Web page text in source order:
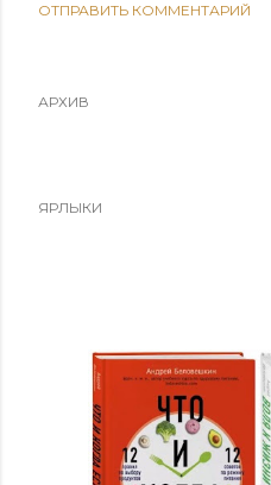
ОТПРАВИТЬ КОММЕНТАРИЙ
АРХИВ
ЯРЛЫКИ